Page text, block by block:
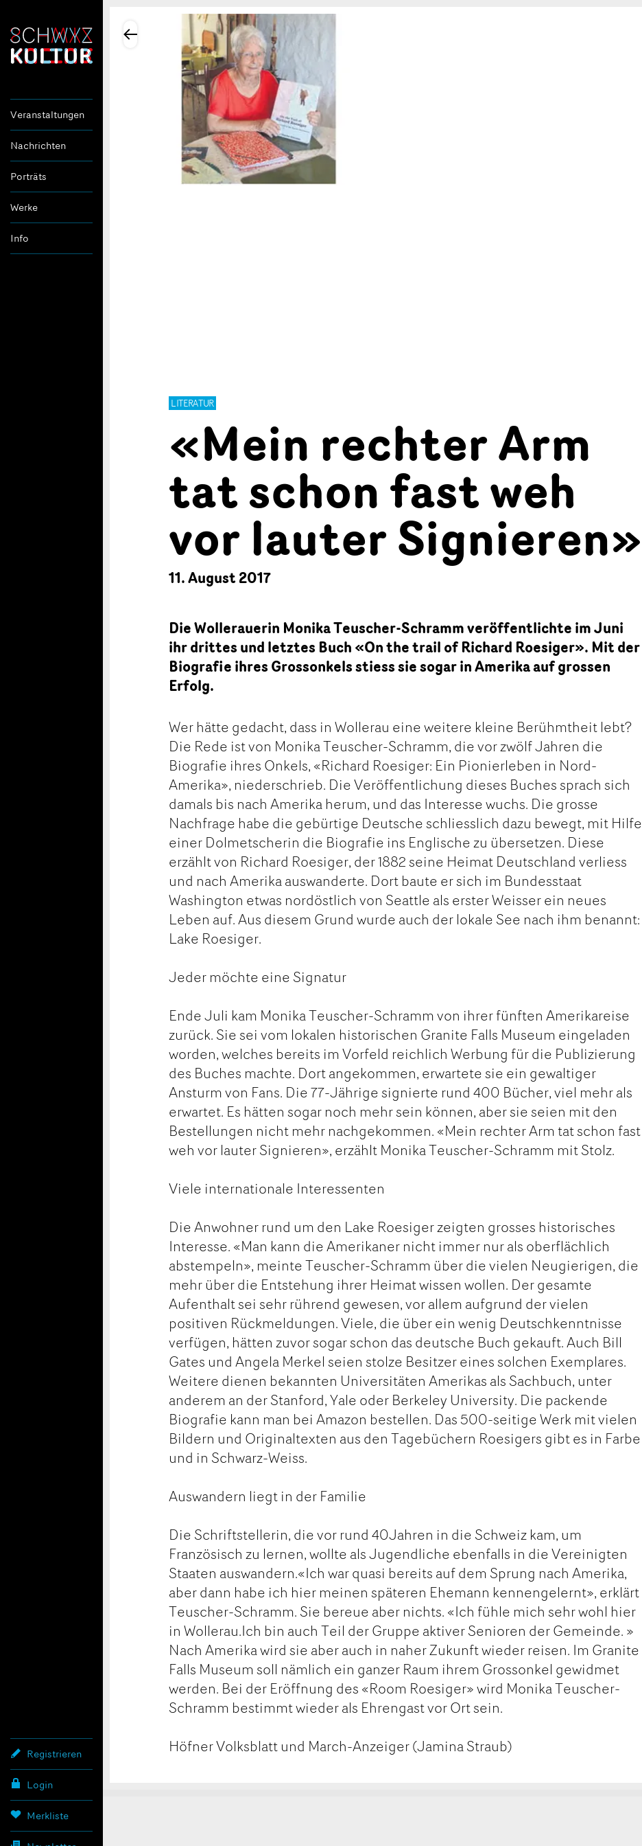
Veranstaltungen
Nachrichten
Porträts
Werke
Info
Registrieren
Login
Merkliste
LITERATUR
«Mein rechter Arm
tat schon fast weh
vor lauter Signieren»
11. August 2017
Die Wollerauerin Monika Teuscher-Schramm veröffentlichte im Juni
ihr drittes und letztes Buch «On the trail of Richard Roesiger». Mit der
Biografie ihres Grossonkels stiess sie sogar in Amerika auf grossen
Erfolg.
Wer hätte gedacht, dass in Wollerau eine weitere kleine Berühmtheit lebt?
Die Rede ist von Monika Teuscher-Schramm, die vor zwölf Jahren die
Biografie ihres Onkels, «Richard Roesiger: Ein Pionierleben in Nord-
Amerika», niederschrieb. Die Veröffentlichung dieses Buches sprach sich
damals bis nach Amerika herum, und das Interesse wuchs. Die grosse
Nachfrage habe die gebürtige Deutsche schliesslich dazu bewegt, mit Hilfe
einer Dolmetscherin die Biografie ins Englische zu übersetzen. Diese
erzählt von Richard Roesiger, der 1882 seine Heimat Deutschland verliess
und nach Amerika auswanderte. Dort baute er sich im Bundesstaat
Washington etwas nordöstlich von Seattle als erster Weisser ein neues
Leben auf. Aus diesem Grund wurde auch der lokale See nach ihm benannt:
Lake Roesiger.
Jeder möchte eine Signatur
Ende Juli kam Monika Teuscher-Schramm von ihrer fünften Amerikareise
zurück. Sie sei vom lokalen historischen Granite Falls Museum eingeladen
worden, welches bereits im Vorfeld reichlich Werbung für die Publizierung
des Buches machte. Dort angekommen, erwartete sie ein gewaltiger
Ansturm von Fans. Die 77-Jährige signierte rund 400 Bücher, viel mehr als
erwartet. Es hätten sogar noch mehr sein können, aber sie seien mit den
Bestellungen nicht mehr nachgekommen. «Mein rechter Arm tat schon fast
weh vor lauter Signieren», erzählt Monika Teuscher-Schramm mit Stolz.
Viele internationale Interessenten
Die Anwohner rund um den Lake Roesiger zeigten grosses historisches
Interesse. «Man kann die Amerikaner nicht immer nur als oberflächlich
abstempeln», meinte Teuscher-Schramm über die vielen Neugierigen, die
mehr über die Entstehung ihrer Heimat wissen wollen. Der gesamte
Aufenthalt sei sehr rührend gewesen, vor allem aufgrund der vielen
positiven Rückmeldungen. Viele, die über ein wenig Deutschkenntnisse
verfügen, hätten zuvor sogar schon das deutsche Buch gekauft. Auch Bill
Gates und Angela Merkel seien stolze Besitzer eines solchen Exemplares.
Weitere dienen bekannten Universitäten Amerikas als Sachbuch, unter
anderem an der Stanford, Yale oder Berkeley University. Die packende
Biografie kann man bei Amazon bestellen. Das 500-seitige Werk mit vielen
Bildern und Originaltexten aus den Tagebüchern Roesigers gibt es in Farbe
und in Schwarz-Weiss.
Auswandern liegt in der Familie
Die Schriftstellerin, die vor rund 40Jahren in die Schweiz kam, um
Französisch zu lernen, wollte als Jugendliche ebenfalls in die Vereinigten
Staaten auswandern.«Ich war quasi bereits auf dem Sprung nach Amerika,
aber dann habe ich hier meinen späteren Ehemann kennengelernt», erklärt
Teuscher-Schramm. Sie bereue aber nichts. «Ich fühle mich sehr wohl hier
in Wollerau.Ich bin auch Teil der Gruppe aktiver Senioren der Gemeinde. »
Nach Amerika wird sie aber auch in naher Zukunft wieder reisen. Im Granite
Falls Museum soll nämlich ein ganzer Raum ihrem Grossonkel gewidmet
werden. Bei der Eröffnung des «Room Roesiger» wird Monika Teuscher-
Schramm bestimmt wieder als Ehrengast vor Ort sein.
Höfner Volksblatt und March-Anzeiger (Jamina Straub)